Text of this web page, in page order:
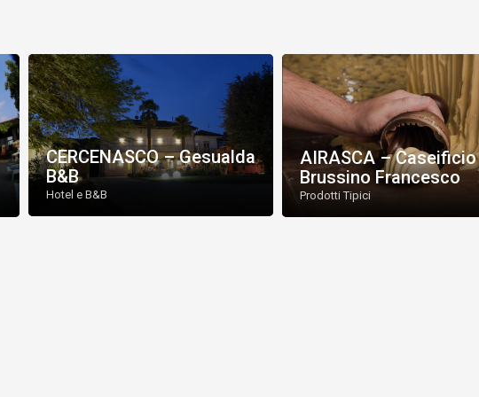
CERCENASCO – Gesualda
B&B
Hotel e B&B
AIRASCA – Caseificio
Brussino Francesco
Prodotti Tipici